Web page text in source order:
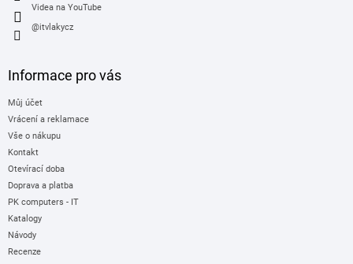
Videa na YouTube
@itvlakycz
Informace pro vás
Můj účet
Vrácení a reklamace
Vše o nákupu
Kontakt
Otevírací doba
Doprava a platba
PK computers - IT
Katalogy
Návody
Recenze